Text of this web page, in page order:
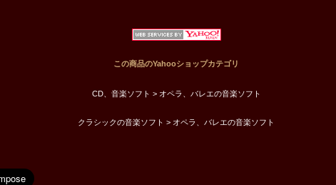
この商品のYahooショップカテゴリ
CD、音楽ソフト > オペラ、バレエの音楽ソフト
クラシックの音楽ソフト > オペラ、バレエの音楽ソフト